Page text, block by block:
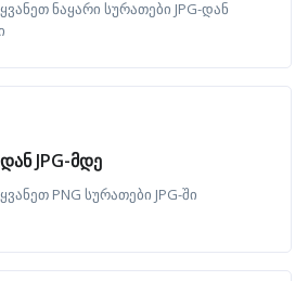
ნაყარი სურათები JPG-დან
JPG-მდე
PNG სურათები JPG-ში